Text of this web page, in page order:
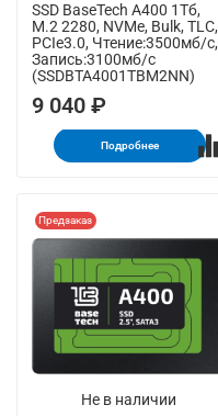
SSD BaseTech A400 1Тб,
M.2 2280, NVMe, Bulk, TLC,
PCIe3.0, Чтение:3500мб/с,
Запись:3100мб/с
(SSDBTA4001TBM2NN)
9 040 ₽
Подробнее
Не в наличии
Предзаказ